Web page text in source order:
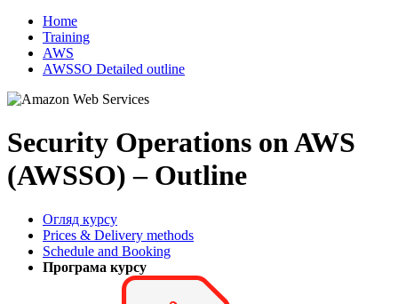
Home
Training
AWS
AWSSO Detailed outline
Security Operations on AWS
(AWSSO) – Outline
Огляд курсу
Prices & Delivery methods
Schedule and Booking
Програма курсу